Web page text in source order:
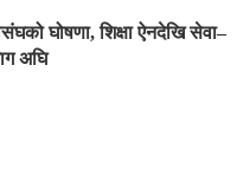
घोषणा, शिक्षा ऐनदेखि सेवा–
अघि